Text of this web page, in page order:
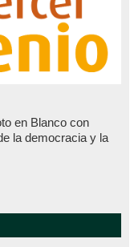
en Blanco con
la democracia y la